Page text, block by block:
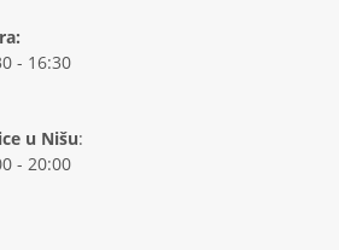
- 16:30
u Nišu:
- 20:00